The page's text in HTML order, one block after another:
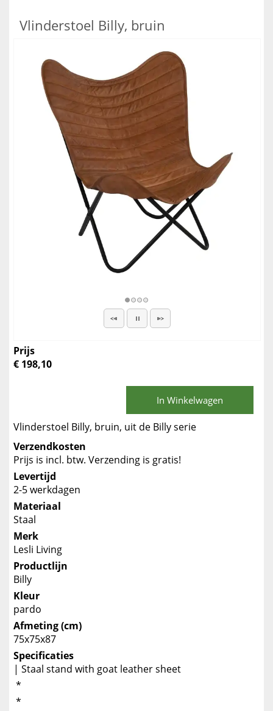
Vlinderstoel Billy, bruin
Prijs
€ 198,10
In Winkelwagen
Vlinderstoel Billy, bruin, uit de Billy serie
Verzendkosten
Prijs is incl. btw. Verzending is gratis!
Levertijd
2-5 werkdagen
Materiaal
Staal
Merk
Lesli Living
Productlijn
Billy
Kleur
pardo
Afmeting (cm)
75x75x87
Specificaties
| Staal stand with goat leather sheet
*
*